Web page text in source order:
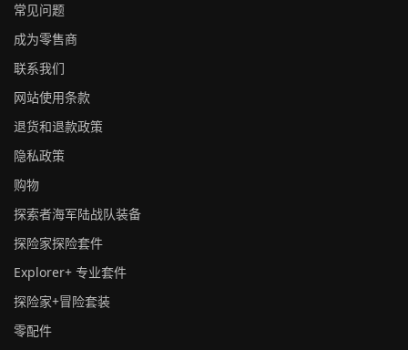
常见问题
成为零售商
联系我们
网站使用条款
退货和退款政策
隐私政策
购物
探索者海军陆战队装备
探险家探险套件
Explorer+ 专业套件
探险家+冒险套装
零配件